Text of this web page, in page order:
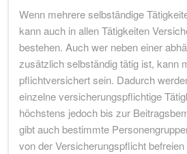
Wenn mehrere selbständige
kann auch in allen Tätigkeiten
bestehen. Auch wer neben einer
zusätzlich selbständig tätig ist, kann
pflichtversichert sein. Dadurch
einzelne versicherungspflichtige
höchstens jedoch bis zur
gibt auch bestimmte
von der Versicherungspflicht